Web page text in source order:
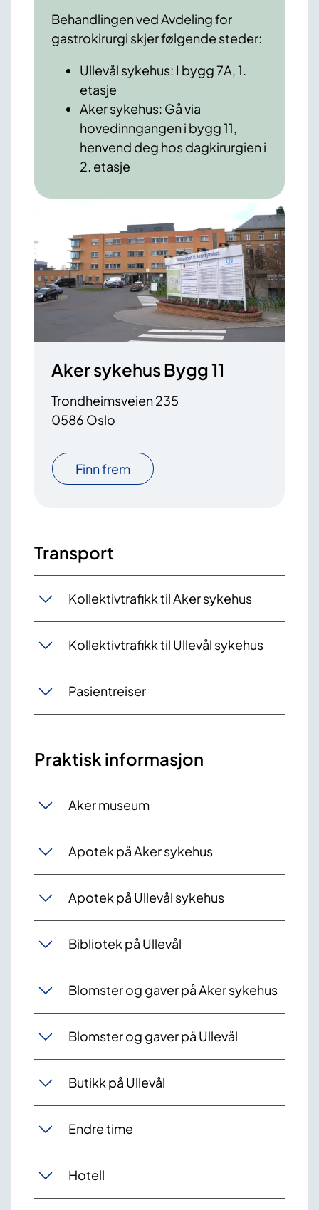
Behandlingen ved Avdeling for
gastrokirurgi skjer følgende steder:
Ullevål sykehus: I bygg 7A, 1.
etasje
Aker sykehus: Gå via
hovedinngangen i bygg 11,
henvend deg hos dagkirurgien i
2. etasje
Aker sykehus Bygg 11
Trondheimsveien 235
0586 Oslo
Finn frem
Transport
Kollektivtrafikk til Aker sykehus
Kollektivtrafikk til Ullevål sykehus
Pasientreiser
Praktisk informasjon
Aker museum
Apotek på Aker sykehus
Apotek på Ullevål sykehus
Bibliotek på Ullevål
Blomster og gaver på Aker sykehus
Blomster og gaver på Ullevål
Butikk på Ullevål
Endre time
Hotell